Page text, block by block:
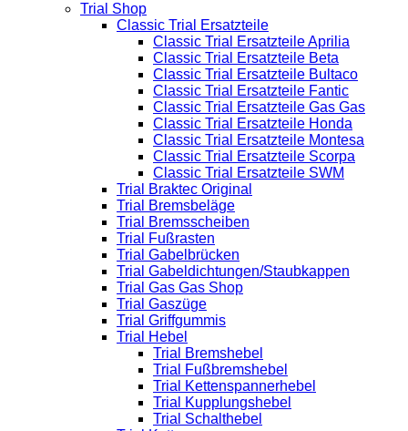
Trial Shop
Classic Trial Ersatzteile
Classic Trial Ersatzteile Aprilia
Classic Trial Ersatzteile Beta
Classic Trial Ersatzteile Bultaco
Classic Trial Ersatzteile Fantic
Classic Trial Ersatzteile Gas Gas
Classic Trial Ersatzteile Honda
Classic Trial Ersatzteile Montesa
Classic Trial Ersatzteile Scorpa
Classic Trial Ersatzteile SWM
Trial Braktec Original
Trial Bremsbeläge
Trial Bremsscheiben
Trial Fußrasten
Trial Gabelbrücken
Trial Gabeldichtungen/Staubkappen
Trial Gas Gas Shop
Trial Gaszüge
Trial Griffgummis
Trial Hebel
Trial Bremshebel
Trial Fußbremshebel
Trial Kettenspannerhebel
Trial Kupplungshebel
Trial Schalthebel